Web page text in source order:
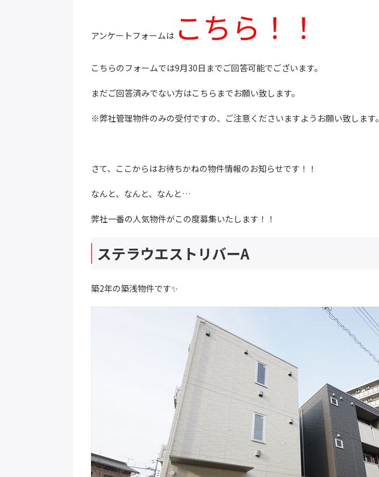
アンケートフォームは こちら！！
こちらのフォームでは9月30日までご回答可能でございます。
まだご回答済みでない方はこちらまでお願い致します。
※弊社管理物件のみの受付ですの、ご注意くださいますようお願い致します。
さて、ここからはお待ちかねの物件情報のお知らせです！！
なんと、なんと、なんと…
弊社一番の人気物件がこの度募集いたします！！
ステラウエストリバーA
築2年の築浅物件です✨